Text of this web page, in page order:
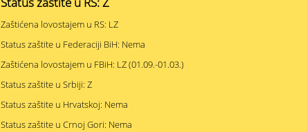
Zaštićena lovostajem u RS: LZ
Status zaštite u Federaciji BiH: Nema
Zaštićena lovostajem u FBiH: LZ (01.09.-01.03.)
Status zaštite u Srbiji: Z
Status zaštite u Hrvatskoj: Nema
Status zaštite u Crnoj Gori: Nema